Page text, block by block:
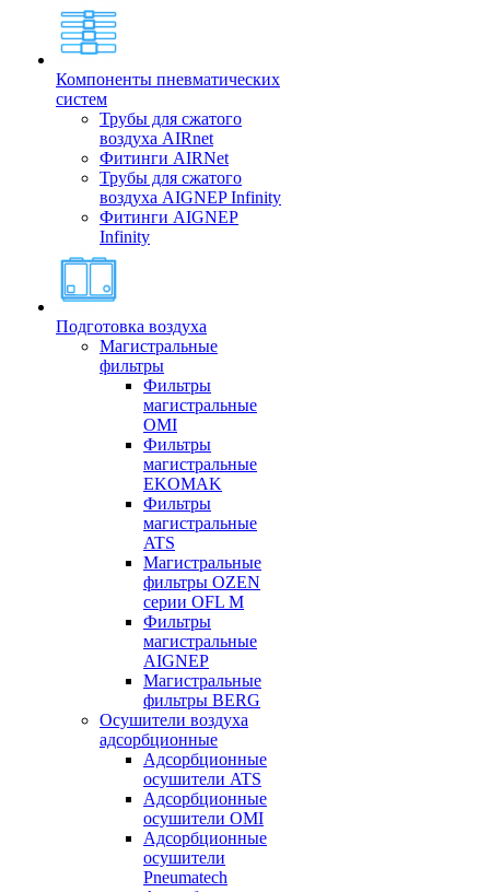
Компоненты пневматических
систем
Трубы для сжатого
воздуха AIRnet
Фитинги AIRNet
Трубы для сжатого
воздуха AIGNEP Infinity
Фитинги AIGNEP
Infinity
Подготовка воздуха
Магистральные
фильтры
Фильтры
магистральные
OMI
Фильтры
магистральные
EKOMAK
Фильтры
магистральные
ATS
Магистральные
фильтры OZEN
серии OFL M
Фильтры
магистральные
AIGNEP
Магистральные
фильтры BERG
Осушители воздуха
адсорбционные
Адсорбционные
осушители ATS
Адсорбционные
осушители OMI
Адсорбционные
осушители
Pneumatech